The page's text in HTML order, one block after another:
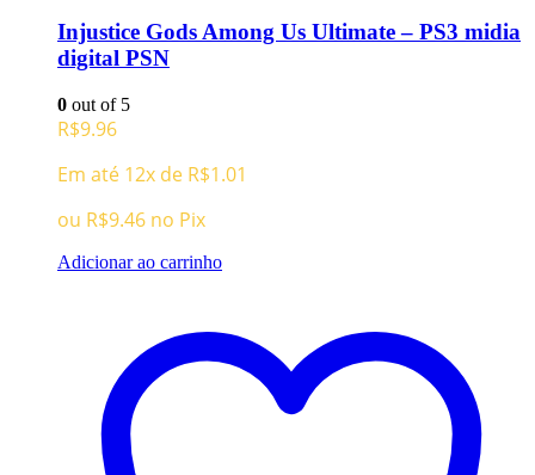
Injustice Gods Among Us Ultimate – PS3 midia
digital PSN
0 out of 5
R$9.96
Em até 12x de R$1.01
ou R$9.46 no Pix
Adicionar ao carrinho